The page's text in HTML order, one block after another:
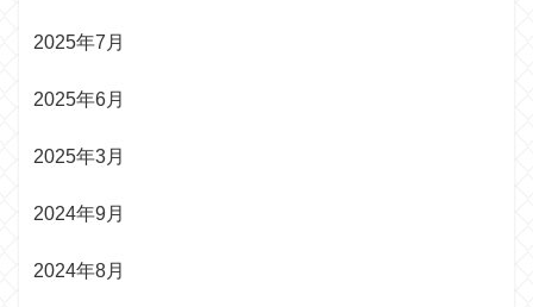
2025年7月
2025年6月
2025年3月
2024年9月
2024年8月